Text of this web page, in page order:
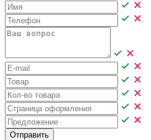
Отправить